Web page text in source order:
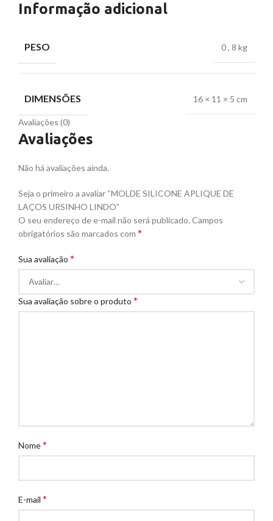
Informação adicional
PESO 0, 8 kg
DIMENSÕES 16 × 11 × 5 cm
Avaliações (0)
Avaliações
Não há avaliações ainda.
Seja o primeiro a avaliar “MOLDE SILICONE APLIQUE DE
LAÇOS URSINHO LINDO”
O seu endereço de e-mail não será publicado.Campos
obrigatórios são marcados com *
Sua avaliação *
Sua avaliação sobre o produto *
Nome*
E-mail *